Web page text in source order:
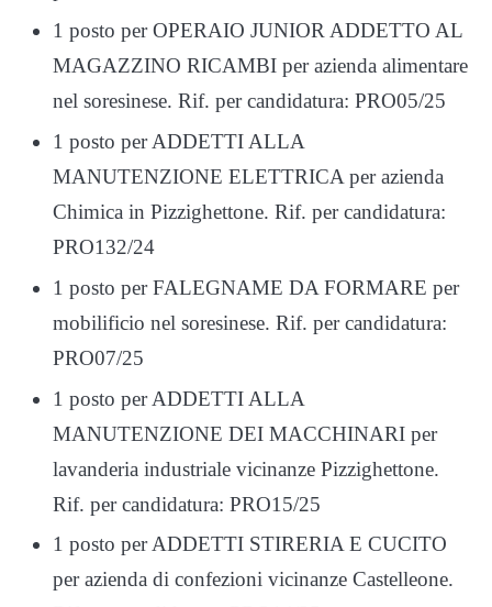
1 posto per OPERAIO JUNIOR ADDETTO AL
MAGAZZINO RICAMBI per azienda alimentare
nel soresinese. Rif. per candidatura: PRO05/25
1 posto per ADDETTI ALLA
MANUTENZIONE ELETTRICA per azienda
Chimica in Pizzighettone. Rif. per candidatura:
PRO132/24
1 posto per FALEGNAME DA FORMARE per
mobilificio nel soresinese. Rif. per candidatura:
PRO07/25
1 posto per ADDETTI ALLA
MANUTENZIONE DEI MACCHINARI per
lavanderia industriale vicinanze Pizzighettone.
Rif. per candidatura: PRO15/25
1 posto per ADDETTI STIRERIA E CUCITO
per azienda di confezioni vicinanze Castelleone.